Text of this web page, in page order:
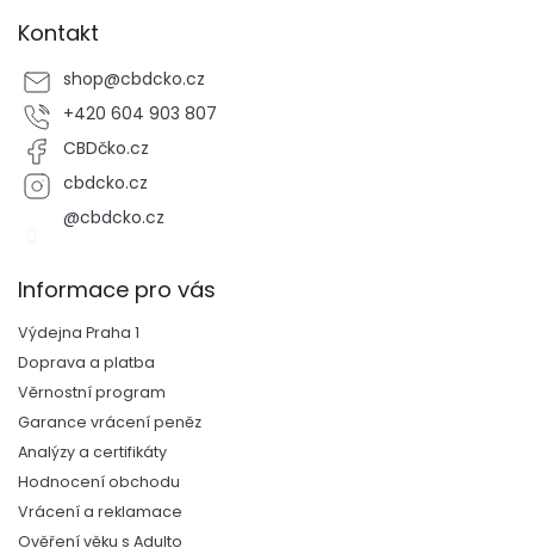
Kontakt
shop@cbdcko.cz
+420 604 903 807
CBDčko.cz
cbdcko.cz
@cbdcko.cz
Informace pro vás
Výdejna Praha 1
Doprava a platba
Věrnostní program
Garance vrácení peněz
Analýzy a certifikáty
Hodnocení obchodu
Vrácení a reklamace
Ověření věku s Adulto